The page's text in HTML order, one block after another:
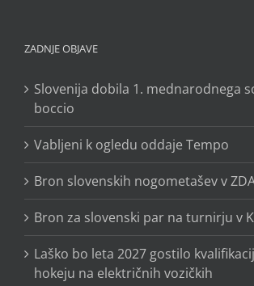
ZADNJE OBJAVE
Slovenija dobila 1. mednarodnega
boccio
Vabljeni k ogledu oddaje Tempo
Bron slovenskih nogometašev v
Bron za slovenski par na turnirju v
Laško bo leta 2027 gostilo
hokeju na električnih vozičkih